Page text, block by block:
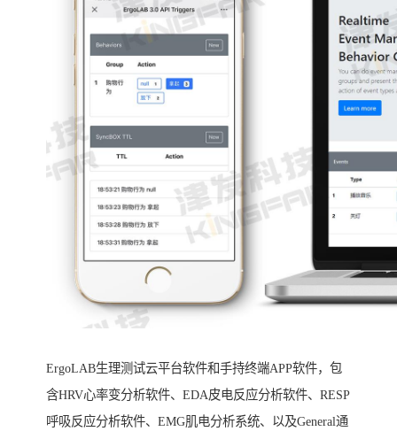
ErgoLAB生理测试云平台软件和手持终端APP软件，包
含HRV心率变分析软件、EDA皮电反应分析软件、RESP
呼吸反应分析软件、EMG肌电分析系统、以及General通